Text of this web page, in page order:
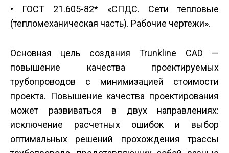
• ГОСТ 21.605-82* «СПДС. Сети тепловые
(тепломеханическая часть). Рабочие чертежи».
Основная цель создания Trunkline CAD —
повышение качества проектируемых
трубопроводов с минимизацией стоимости
проекта. Повышение качества проектирования
может развиваться в двух направлениях:
исключение расчетных ошибок и выбор
оптимальных решений прохождения трассы